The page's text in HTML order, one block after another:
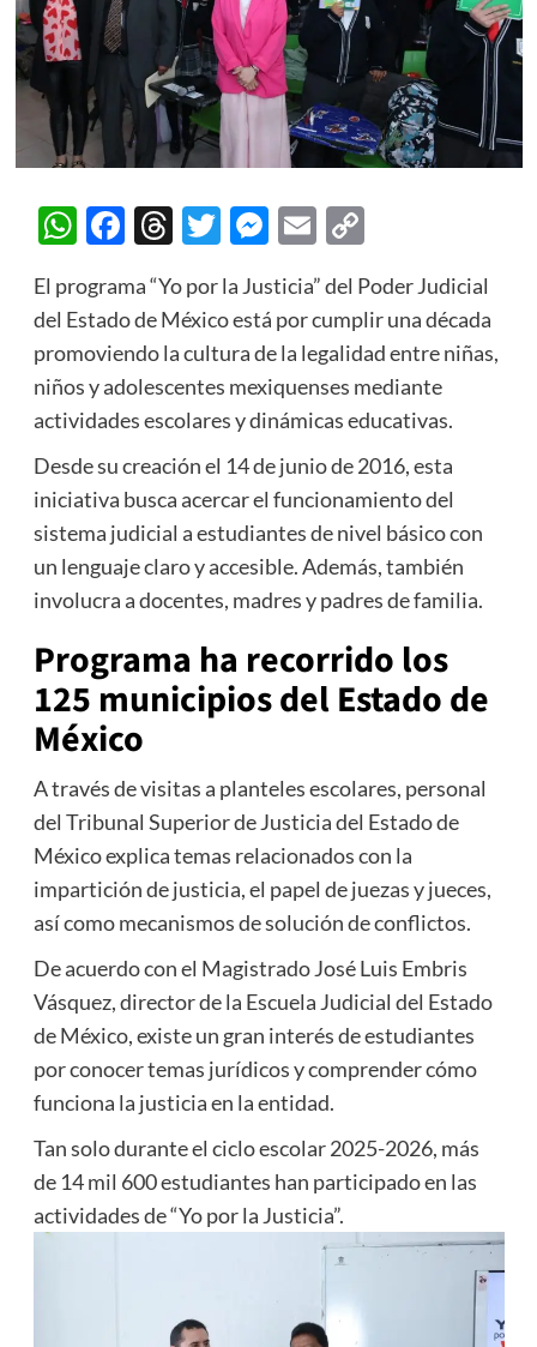
WhatsApp
Facebook
Threads
Twitter
Messenger
EmailCopy
El programa “Yo por la Justicia” del Poder Judicial
del Estado de México está por cumplir una década
promoviendo la cultura de la legalidad entre niñas,
niños y adolescentes mexiquenses mediante
actividades escolares y dinámicas educativas.
Desde su creación el 14 de junio de 2016, esta
iniciativa busca acercar el funcionamiento del
sistema judicial a estudiantes de nivel básico con
un lenguaje claro y accesible. Además, también
involucra a docentes, madres y padres de familia.
Programa ha recorrido los
125 municipios del Estado de
México
A través de visitas a planteles escolares, personal
del Tribunal Superior de Justicia del Estado de
México explica temas relacionados con la
impartición de justicia, el papel de juezas y jueces,
así como mecanismos de solución de conflictos.
De acuerdo con el Magistrado José Luis Embris
Vásquez, director de la Escuela Judicial del Estado
de México, existe un gran interés de estudiantes
por conocer temas jurídicos y comprender cómo
funciona la justicia en la entidad.
Tan solo durante el ciclo escolar 2025-2026, más
de 14 mil 600 estudiantes han participado en las
actividades de “Yo por la Justicia”.